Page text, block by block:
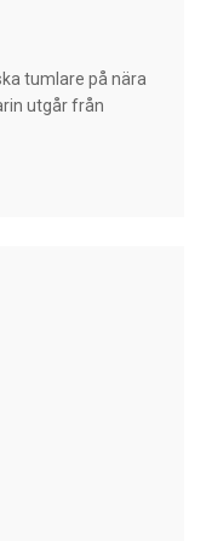
tumlare på nära
utgår från